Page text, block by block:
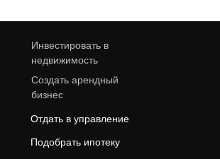
Инвестировать в
недвижимость
Создать арендный
бизнес
Отдать в управление
Подобрать ипотеку